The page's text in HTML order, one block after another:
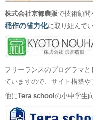
株式会社京都農販で技術顧問
稲作の省力化に取り組んでい
フリーランスのプログラマ
ていますので、サイト構築や
他にTera school の小中学生